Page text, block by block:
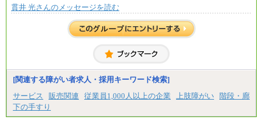
総合職 月給220,000～230,000円＋地域間調整給
整給
※詳細はJTBキャリアサイトよりご確認ください。
■(株)JTBコミュニケーションデザイン
総合職 月給230,000円
みなし残業手当：20,000円（一律支給）※みなし
残業手当の残業時間は10.43時間。
間に応じて、時間外手当等を支給。
貫井 光さんのメッセージを読む
[関連する障がい者求人・採用キーワード検索]
サービス
販売関連 従業員1,000人以上の企業 上肢障がい 階段・廊
下の手すり